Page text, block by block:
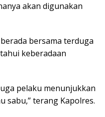
akan digunakan
bersama terduga
keberadaan
pelaku menunjukkan
sabu,” terang Kapolres.